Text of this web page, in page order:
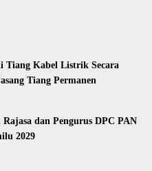
Tiang Kabel Listrik Secara
Tiang Permanen
dan Pengurus DPC PAN
2029